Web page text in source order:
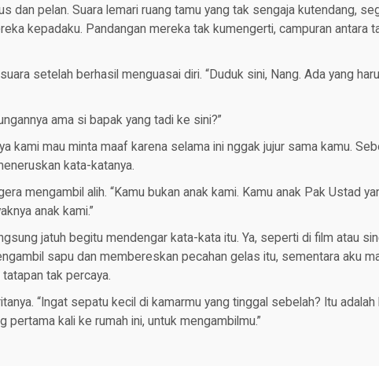
dan pelan. Suara lemari ruang tamu yang tak sengaja kutendang,
kepadaku. Pandangan mereka tak kumengerti, campuran antara
setelah berhasil menguasai diri. “Duduk sini, Nang. Ada yang
ama si bapak yang tadi ke sini?”
kami mau minta maaf karena selama ini nggak jujur sama kamu.
kata-katanya.
mengambil alih. “Kamu bukan anak kami. Kamu anak Pak Ustad
anak kami.”
jatuh begitu mendengar kata-kata itu. Ya, seperti di film atau
sapu dan membereskan pecahan gelas itu, sementara aku
tak percaya.
“Ingat sepatu kecil di kamarmu yang tinggal sebelah? Itu adalah
pertama kali ke rumah ini, untuk mengambilmu.”